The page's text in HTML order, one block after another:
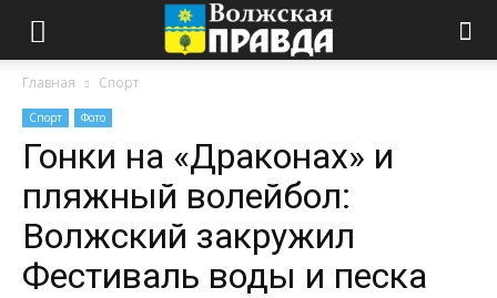
Главная Спорт
Спорт Фото
Гонки на «Драконах» и
пляжный волейбол:
Волжский закружил
Фестиваль воды и песка